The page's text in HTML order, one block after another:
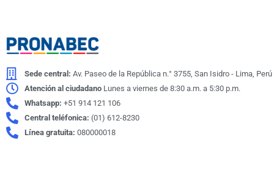
Sede central: Av. Paseo de la República n.° 3755, San Isidro - Lima, Perú
Atención al ciudadano Lunes a viernes de 8:30 a.m. a 5:30 p.m.
Whatsapp: +51 914 121 106
Central teléfonica: (01) 612-8230
Línea gratuita: 080000018